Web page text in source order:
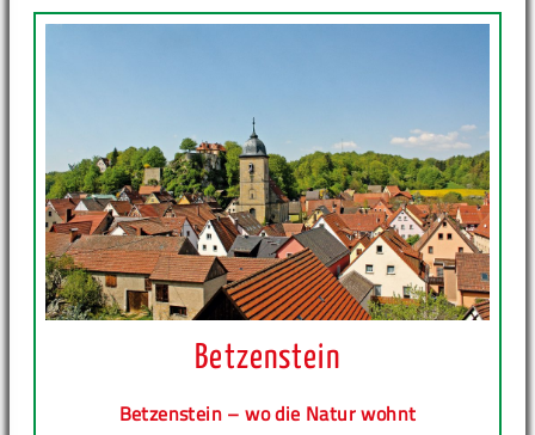
Betzenstein
Betzenstein – wo die Natur wohnt